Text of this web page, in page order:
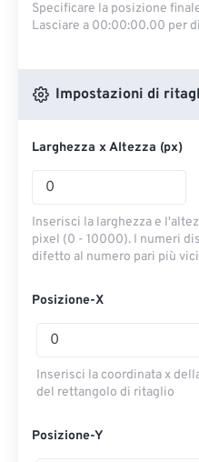
Specificare la posizione
Lasciare a 00:00:00.00 per
Impostazioni di
Larghezza x Altezza (px)
Inserisci la larghezza e
pixel (0 - 10000). I numeri
difetto al numero pari più
Posizione-X
Inserisci la coordinata x
del rettangolo di ritaglio
Posizione-Y